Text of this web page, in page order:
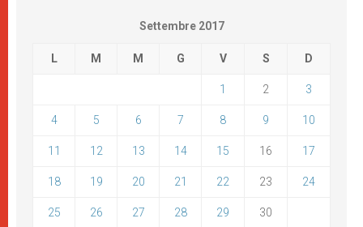
Settembre 2017
L M M G V S D
1 2 3
4 5 6 7 8 9 10
11 12 13 14 15 16 17
18 19 20 21 22 23 24
25 26 27 28 29 30